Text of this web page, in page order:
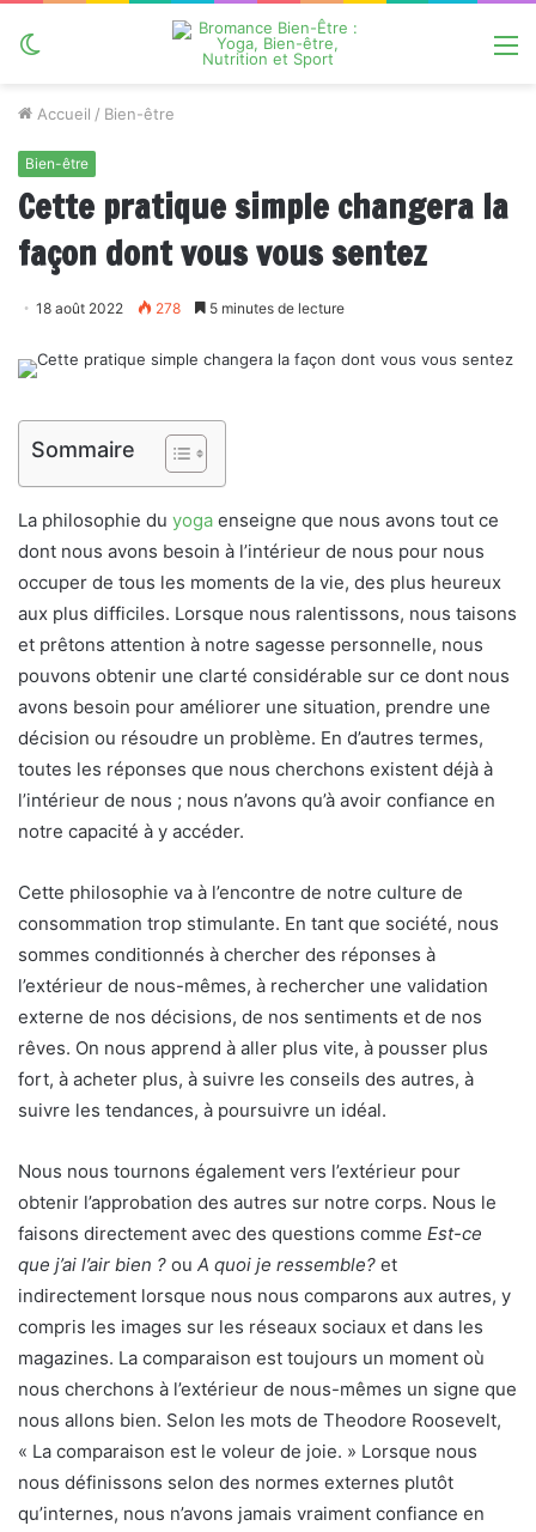
Accueil / Bien-être
Bien-être
Cette pratique simple changera la
façon dont vous vous sentez
18 août 2022 278 5 minutes de lecture
Sommaire
La philosophie du yoga enseigne que nous avons tout ce
dont nous avons besoin à l’intérieur de nous pour nous
occuper de tous les moments de la vie, des plus heureux
aux plus difficiles. Lorsque nous ralentissons, nous taisons
et prêtons attention à notre sagesse personnelle, nous
pouvons obtenir une clarté considérable sur ce dont nous
avons besoin pour améliorer une situation, prendre une
décision ou résoudre un problème. En d’autres termes,
toutes les réponses que nous cherchons existent déjà à
l’intérieur de nous ; nous n’avons qu’à avoir confiance en
notre capacité à y accéder.
Cette philosophie va à l’encontre de notre culture de
consommation trop stimulante. En tant que société, nous
sommes conditionnés à chercher des réponses à
l’extérieur de nous-mêmes, à rechercher une validation
externe de nos décisions, de nos sentiments et de nos
rêves. On nous apprend à aller plus vite, à pousser plus
fort, à acheter plus, à suivre les conseils des autres, à
suivre les tendances, à poursuivre un idéal.
Nous nous tournons également vers l’extérieur pour
obtenir l’approbation des autres sur notre corps. Nous le
faisons directement avec des questions comme Est-ce
que j’ai l’air bien ? ou A quoi je ressemble? et
indirectement lorsque nous nous comparons aux autres, y
compris les images sur les réseaux sociaux et dans les
magazines. La comparaison est toujours un moment où
nous cherchons à l’extérieur de nous-mêmes un signe que
nous allons bien. Selon les mots de Theodore Roosevelt,
« La comparaison est le voleur de joie. » Lorsque nous
nous définissons selon des normes externes plutôt
qu’internes, nous n’avons jamais vraiment confiance en